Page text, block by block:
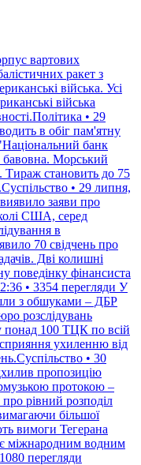
вартових
ракет з
війська. Усі
війська
• 29
в обіг пам'ятну
банк
бавовна. Морський
Тираж становить до 75
• 29 липня,
заяви про
США, серед
в
70 свідчень про
Дві колишні
поведінку фінансиста
• 3354 перегляди У
з обшуками – ДБР
розслідувань
понад 100 ТЦК по всій
ухиленню від
• 30
пропозицію
протокою –
рівний розподіл
більшої
вимоги Тегерана
міжнародним водним
перегляди